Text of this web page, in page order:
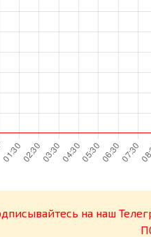
на наш